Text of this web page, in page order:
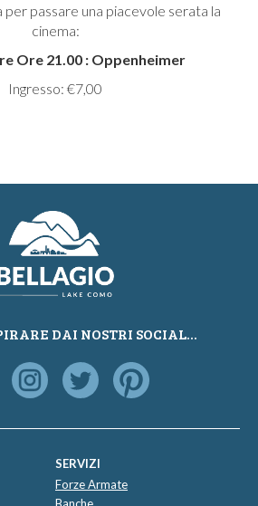
per passare una piacevole serata la
cinema:
Ore 21.00 : Oppenheimer
Ingresso: €7,00
DAI NOSTRI SOCIAL...
SERVIZI
Forze Armate